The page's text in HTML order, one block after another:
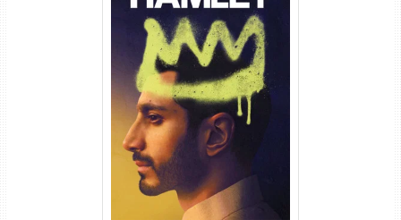
Hamlet Torrent (2026) WEB-
DL 1080p Dual Áudio